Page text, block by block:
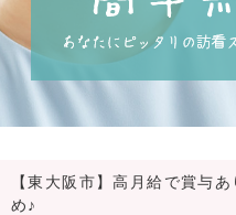
【東大阪市】高月給で賞与
め♪